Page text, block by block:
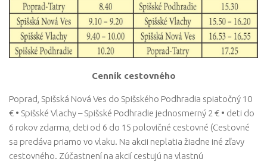
Cenník cestovného
Poprad, Spišská Nová Ves do Spišského Podhradia spiatočný 10
€ • Spišské Vlachy – Spišské Podhradie jednosmerný 2 € • deti do
6 rokov zdarma, deti od 6 do 15 polovičné cestovné (Cestovné
sa predáva priamo vo vlaku. Na akcii neplatia žiadne iné zľavy
cestovného. Zúčastnení na akcií cestujú na vlastnú